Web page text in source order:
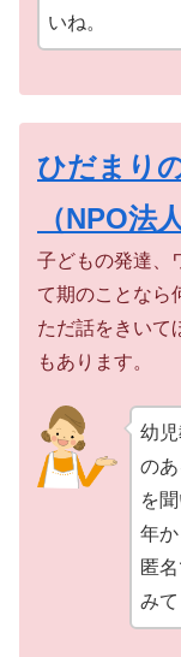
いね。
ひだまり
（NPO法
子どもの発達、
て期のことなら
ただ話をきいて
もあります。
幼
の
を
年
匿
みて